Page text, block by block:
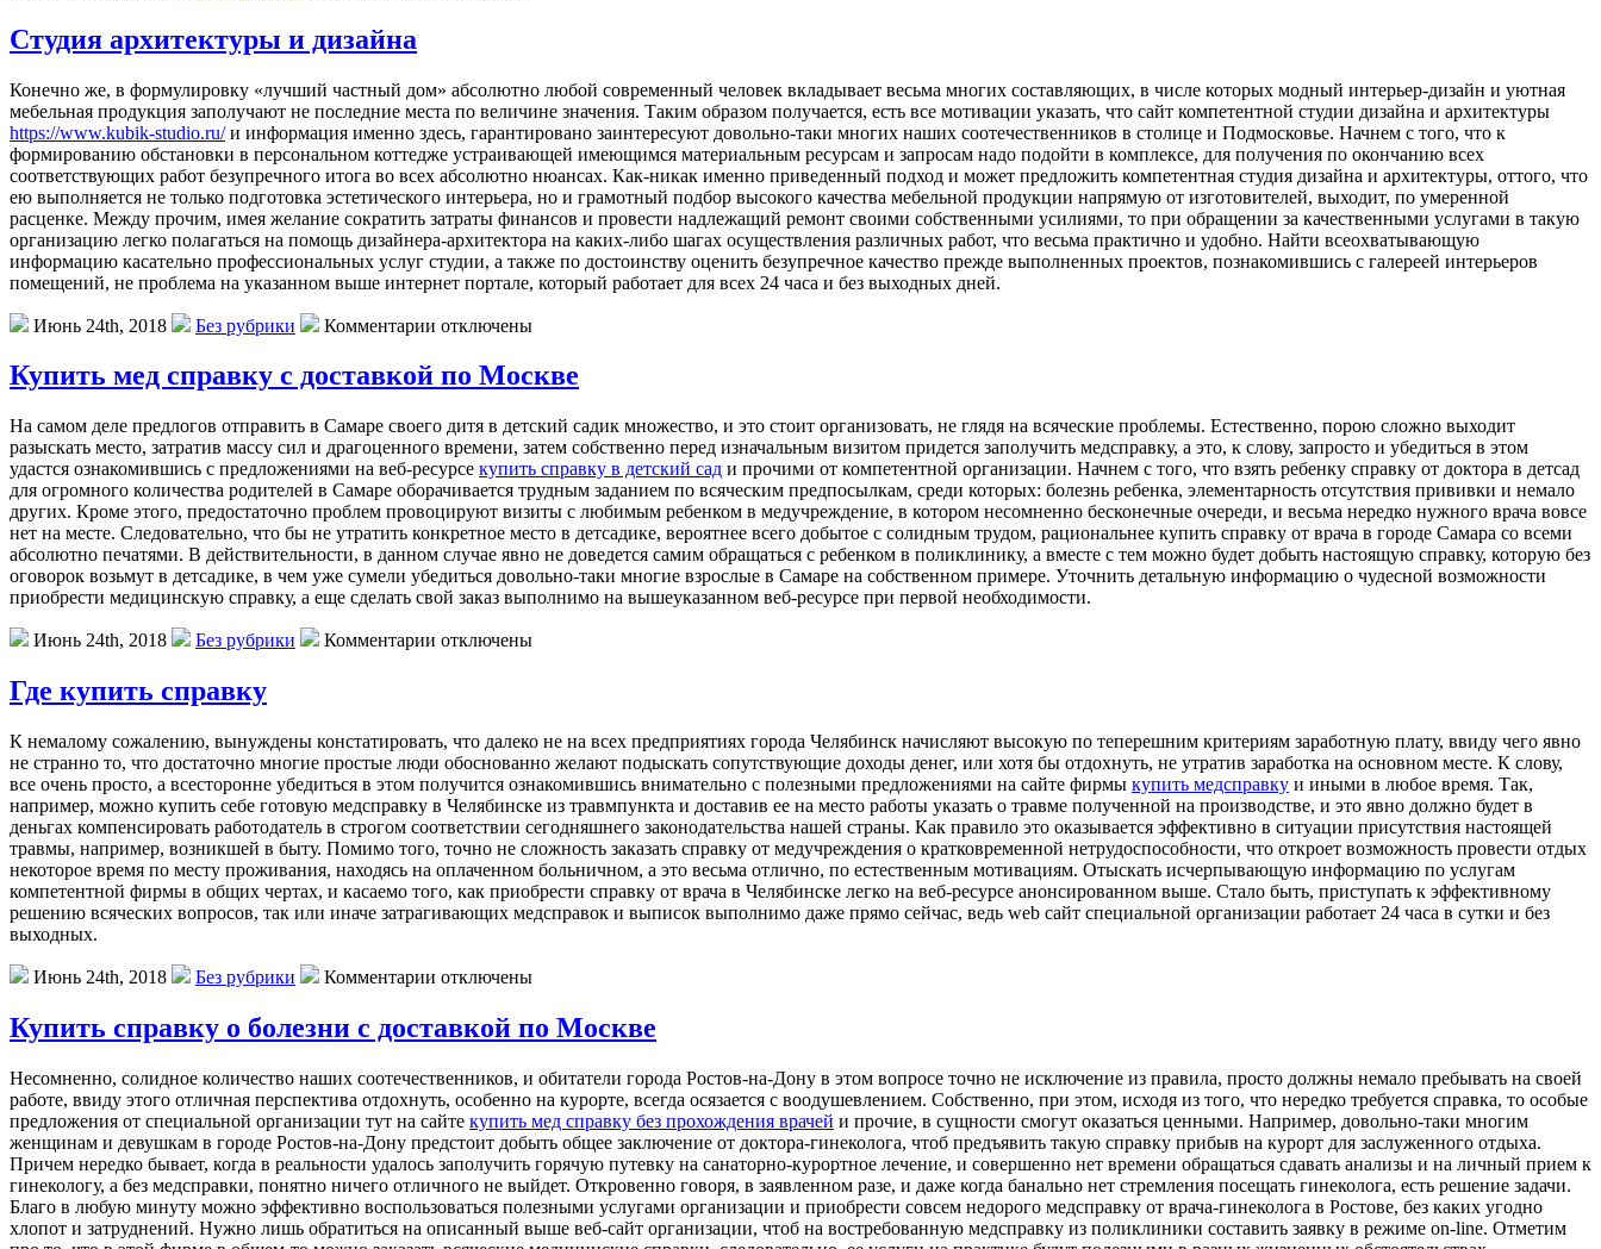
Студия архитектуры и дизайна
Конечно же, в формулировку «лучший частный дом» абсолютно любой современный человек вкладывает весьма многих составляющих, в числе которых модный интерьер-дизайн и уютная
мебельная продукция заполучают не последние места по величине значения. Таким образом получается, есть все мотивации указать, что сайт компетентной студии дизайна и архитектуры
https://www.kubik-studio.ru/и информация именно здесь, гарантировано заинтересуют довольно-таки многих наших соотечественников в столице и Подмосковье. Начнем с того, что к
формированию обстановки в персональном коттедже устраивающей имеющимся материальным ресурсам и запросам надо подойти в комплексе, для получения по окончанию всех
соответствующих работ безупречного итога во всех абсолютно нюансах. Как-никак именно приведенный подход и может предложить компетентная студия дизайна и архитектуры, оттого, что
ею выполняется не только подготовка эстетического интерьера, но и грамотный подбор высокого качества мебельной продукции напрямую от изготовителей, выходит, по умеренной
расценке. Между прочим, имея желание сократить затраты финансов и провести надлежащий ремонт своими собственными усилиями, то при обращении за качественными услугами в такую
организацию легко полагаться на помощь дизайнера-архитектора на каких-либо шагах осуществления различных работ, что весьма практично и удобно. Найти всеохватывающую
информацию касательно профессиональных услуг студии, а также по достоинству оценить безупречное качество прежде выполненных проектов, познакомившись с галереей интерьеров
помещений, не проблема на указанном выше интернет портале, который работает для всех 24 часа и без выходных дней.
Июнь 24th, 2018 Без рубрики Комментарии отключены
Купить мед справку с доставкой по Москве
На самом деле предлогов отправить в Самаре своего дитя в детский садик множество, и это стоит организовать, не глядя на всяческие проблемы. Естественно, порою сложно выходит
разыскать место, затратив массу сил и драгоценного времени, затем собственно перед изначальным визитом придется заполучить медсправку, а это, к слову, запросто и убедиться в этом
удастся ознакомившись с предложениями на веб-ресурсе купить справку в детский сад и прочими от компетентной организации. Начнем с того, что взять ребенку справку от доктора в детсад
для огромного количества родителей в Самаре оборачивается трудным заданием по всяческим предпосылкам, среди которых: болезнь ребенка, элементарность отсутствия прививки и немало
других. Кроме этого, предостаточно проблем провоцируют визиты с любимым ребенком в медучреждение, в котором несомненно бесконечные очереди, и весьма нередко нужного врача вовсе
нет на месте. Следовательно, что бы не утратить конкретное место в детсадике, вероятнее всего добытое с солидным трудом, рациональнее купить справку от врача в городе Самара со всеми
абсолютно печатями. В действительности, в данном случае явно не доведется самим обращаться с ребенком в поликлинику, а вместе с тем можно будет добыть настоящую справку, которую без
оговорок возьмут в детсадике, в чем уже сумели убедиться довольно-таки многие взрослые в Самаре на собственном примере. Уточнить детальную информацию о чудесной возможности
приобрести медицинскую справку, а еще сделать свой заказ выполнимо на вышеуказанном веб-ресурсе при первой необходимости.
Июнь 24th, 2018 Без рубрики Комментарии отключены
Где купить справку
К немалому сожалению, вынуждены констатировать, что далеко не на всех предприятиях города Челябинск начисляют высокую по теперешним критериям заработную плату, ввиду чего явно
не странно то, что достаточно многие простые люди обоснованно желают подыскать сопутствующие доходы денег, или хотя бы отдохнуть, не утратив заработка на основном месте. К слову,
все очень просто, а всесторонне убедиться в этом получится ознакомившись внимательно с полезными предложениями на сайте фирмы купить медсправку и иными в любое время. Так,
например, можно купить себе готовую медсправку в Челябинске из травмпункта и доставив ее на место работы указать о травме полученной на производстве, и это явно должно будет в
деньгах компенсировать работодатель в строгом соответствии сегодняшнего законодательства нашей страны. Как правило это оказывается эффективно в ситуации присутствия настоящей
травмы, например, возникшей в быту. Помимо того, точно не сложность заказать справку от медучреждения о кратковременной нетрудоспособности, что откроет возможность провести отдых
некоторое время по месту проживания, находясь на оплаченном больничном, а это весьма отлично, по естественным мотивациям. Отыскать исчерпывающую информацию по услугам
компетентной фирмы в общих чертах, и касаемо того, как приобрести справку от врача в Челябинске легко на веб-ресурсе анонсированном выше. Стало быть, приступать к эффективному
решению всяческих вопросов, так или иначе затрагивающих медсправок и выписок выполнимо даже прямо сейчас, ведь web сайт специальной организации работает 24 часа в сутки и без
выходных.
Июнь 24th, 2018 Без рубрики Комментарии отключены
Купить справку о болезни с доставкой по Москве
Несомненно, солидное количество наших соотечественников, и обитатели города Ростов-на-Дону в этом вопросе точно не исключение из правила, просто должны немало пребывать на своей
работе, ввиду этого отличная перспектива отдохнуть, особенно на курорте, всегда осязается с воодушевлением. Собственно, при этом, исходя из того, что нередко требуется справка, то особые
предложения от специальной организации тут на сайте купить мед справку без прохождения врачей и прочие, в сущности смогут оказаться ценными. Например, довольно-таки многим
женщинам и девушкам в городе Ростов-на-Дону предстоит добыть общее заключение от доктора-гинеколога, чтоб предъявить такую справку прибыв на курорт для заслуженного отдыха.
Причем нередко бывает, когда в реальности удалось заполучить горячую путевку на санаторно-курортное лечение, и совершенно нет времени обращаться сдавать анализы и на личный прием к
гинекологу, а без медсправки, понятно ничего отличного не выйдет. Откровенно говоря, в заявленном разе, и даже когда банально нет стремления посещать гинеколога, есть решение задачи.
Благо в любую минуту можно эффективно воспользоваться полезными услугами организации и приобрести совсем недорого медсправку от врача-гинеколога в Ростове, без каких угодно
хлопот и затруднений. Нужно лишь обратиться на описанный выше веб-сайт организации, чтоб на востребованную медсправку из поликлиники составить заявку в режиме on-line. Отметим